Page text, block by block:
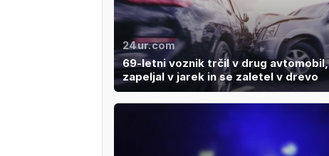
24ur.com
69-letni voznik trčil v drug avtomobil,
zapeljal v jarek in se zaletel v drevo